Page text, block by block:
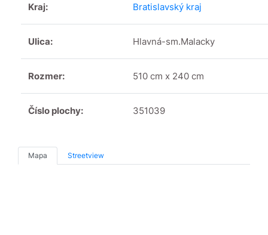
Kraj: Bratislavský kraj
Ulica: Hlavná-sm.Malacky
Rozmer: 510 cm x 240 cm
Číslo plochy: 351039
Mapa Streetview